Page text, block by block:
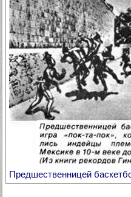
Предшественницей